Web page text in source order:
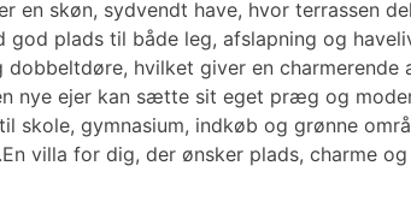
en skøn, sydvendt have, hvor terrassen
god plads til både leg, afslapning og
hvilket giver en
nye ejer kan sætte sit eget præg og
gymnasium, indkøb og grønne
villa for dig, der ønsker plads, charme